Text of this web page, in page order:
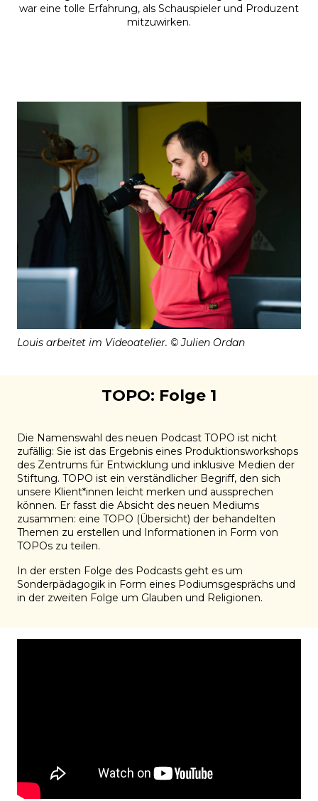
war eine tolle Erfahrung, als Schauspieler und Produzent
mitzuwirken.
Louis arbeitet im Videoatelier. © Julien Ordan
TOPO: Folge 1
Die Namenswahl des neuen Podcast TOPO ist nicht
zufällig: Sie ist das Ergebnis eines Produktionsworkshops
des Zentrums für Entwicklung und inklusive Medien der
Stiftung. TOPO ist ein verständlicher Begriff, den sich
unsere Klient*innen leicht merken und aussprechen
können. Er fasst die Absicht des neuen Mediums
zusammen: eine TOPO (Übersicht) der behandelten
Themen zu erstellen und Informationen in Form von
TOPOs zu teilen.
In der ersten Folge des Podcasts geht es um
Sonderpädagogik in Form eines Podiumsgesprächs und
in der zweiten Folge um Glauben und Religionen.